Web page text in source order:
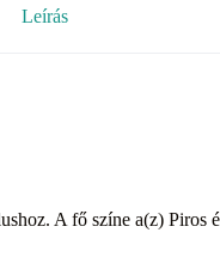
Leírás
A fő színe a(z) Piros